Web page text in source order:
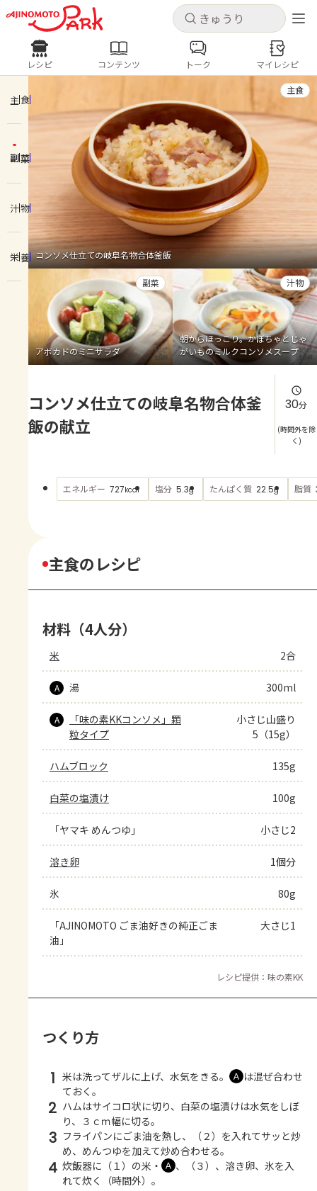
キャンセル
ログインするとレシピを保存できます
新規登録
ホーム
コンテンツ
レシピ
トーク
よくあるお問い合わせ
お買い物
AJINOMOTO PARK とは
キャンセル
レシピ コンテンツ
人気の食材・レシピ
きゅうり なす トマト
とうもろこし
ピーマン
みょうが ゴーヤ
レシピ コンテンツ トーク マイレシピ
主食
副菜
汁物
栄養 コンソメ仕立ての岐阜名物合体釜飯
主食
アボカドのミニサラダ
副菜
朝からほっこり。かぼちゃとじゃ
がいものミルクコンソメスープ
汁物
コンソメ仕立ての岐阜名物合体釜
飯の献立
30分
(時間外を除
く)
エネルギー 727kcal 塩分 5.3g たんぱく質 22.5g 脂質
主食のレシピ
材料（4人分）
米 2合
A 湯 300ml
A
「味の素KKコンソメ」顆
粒タイプ
小さじ山盛り
5（15g）
ハムブロック 135g
白菜の塩漬け 100g
「ヤマキ めんつゆ」 小さじ2
溶き卵 1個分
氷 80g
「AJINOMOTO ごま油好きの純正ごま
油」
大さじ1
レシピ提供：味の素KK
つくり方
1 米は洗ってザルに上げ、水気をきる。 Ａ は混ぜ合わせ
ておく。
2 ハムはサイコロ状に切り、白菜の塩漬けは水気をしぼ
り、３ｃｍ幅に切る。
3 フライパンにごま油を熱し、（２）を入れてサッと炒
め、めんつゆを加えて炒め合わせる。
4 炊飯器に（１）の米・ Ａ 、（３）、溶き卵、氷を入
れて炊く（時間外）。